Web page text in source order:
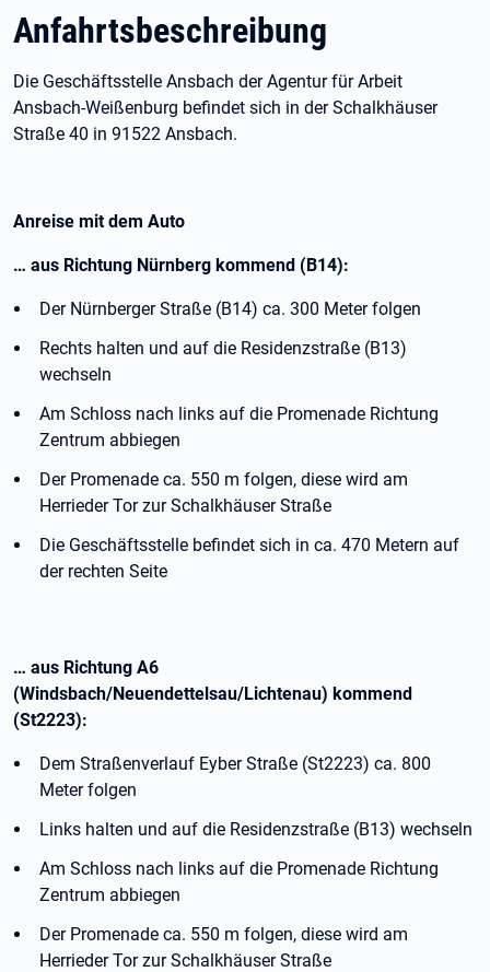
Anfahrtsbeschreibung
Die Geschäftsstelle Ansbach der Agentur für Arbeit
Ansbach-Weißenburg befindet sich in der Schalkhäuser
Straße 40 in 91522 Ansbach.
Anreise mit dem Auto
… aus Richtung Nürnberg kommend (B14):
Der Nürnberger Straße (B14) ca. 300 Meter folgen
Rechts halten und auf die Residenzstraße (B13)
wechseln
Am Schloss nach links auf die Promenade Richtung
Zentrum abbiegen
Der Promenade ca. 550 m folgen, diese wird am
Herrieder Tor zur Schalkhäuser Straße
Die Geschäftsstelle befindet sich in ca. 470 Metern auf
der rechten Seite
… aus Richtung A6
(Windsbach/Neuendettelsau/Lichtenau) kommend
(St2223):
Dem Straßenverlauf Eyber Straße (St2223) ca. 800
Meter folgen
Links halten und auf die Residenzstraße (B13) wechseln
Am Schloss nach links auf die Promenade Richtung
Zentrum abbiegen
Der Promenade ca. 550 m folgen, diese wird am
Herrieder Tor zur Schalkhäuser Straße